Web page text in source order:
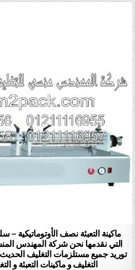
التي نقدمها نحن شركة المهندس
توريد جميع مستلزمات التغليف
التغليف و ماكينات التعبئة و